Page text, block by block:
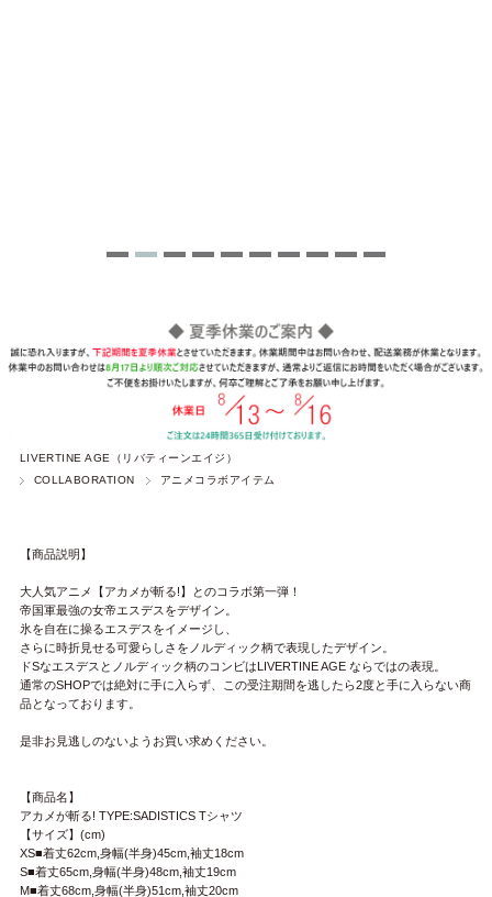
LIVERTINE AGE（リバティーンエイジ）
COLLABORATION
アニメコラボアイテム
【商品説明】
大人気アニメ【アカメが斬る!】とのコラボ第一弾！
帝国軍最強の女帝エスデスをデザイン。
氷を自在に操るエスデスをイメージし、
さらに時折見せる可愛らしさをノルディック柄で表現したデザイン。
ドSなエスデスとノルディック柄のコンビはLIVERTINE AGE ならではの表現。
通常のSHOPでは絶対に手に入らず、この受注期間を逃したら2度と手に入らない商
品となっております。
是非お見逃しのないようお買い求めください。
【商品名】
アカメが斬る! TYPE:SADISTICS Tシャツ
【サイズ】(cm)
XS■着丈62cm,身幅(半身)45cm,袖丈18cm
S■着丈65cm,身幅(半身)48cm,袖丈19cm
M■着丈68cm,身幅(半身)51cm,袖丈20cm